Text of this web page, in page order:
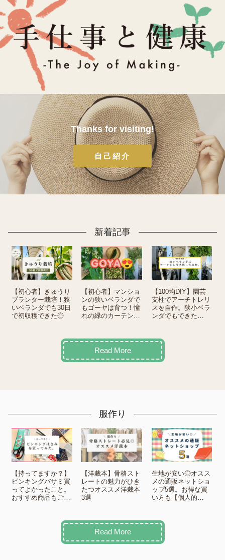
Thanks for visiting!
自己紹介
新着記事
【初心者】きゅうり
プランター栽培！狭
いベランダでも30日
で初収穫できた◎
【初心者】マンショ
ンの狭いベランダで
もゴーヤは育つ！憧
れの緑のカーテンが
【100均DIY】園芸
支柱でアーチトレリ
スを自作。狭小ベラ
ンダでもできた
Read More
服作り
【持ってますか？】
ピンキングバサミ買
ってよかったこと。
おすすめ商品もご紹
【洋裁本】骨格スト
レートの魅力がひき
たつオススメ洋裁本
3選
生地が安い◎オスス
メの通販ネットショ
ップ5選。お得な買
い方も【個人的
Read More